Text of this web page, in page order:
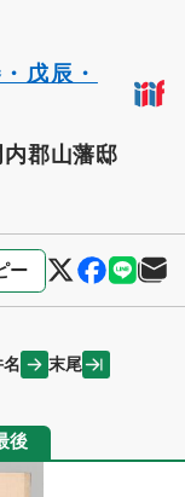
戊辰・
郡山藩邸
ー
末尾
後